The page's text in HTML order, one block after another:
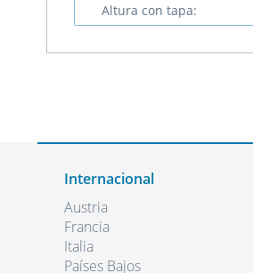
Altura con tapa:
Internacional
Austria
Francia
Italia
Países Bajos